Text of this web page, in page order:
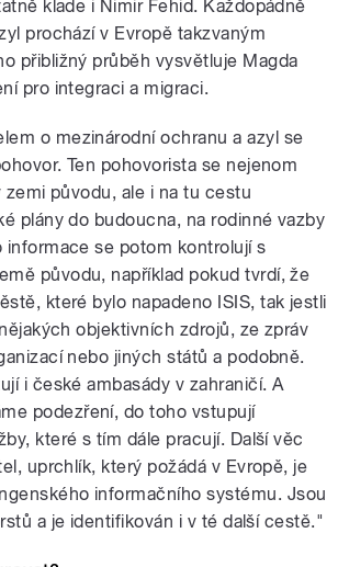
klade i Nimir Fehid. Každopádně
prochází v Evropě takzvaným
přibližný průběh vysvětluje Magda
pro integraci a migraci.
o mezinárodní ochranu a azyl se
Ten pohovorista se nejenom
původu, ale i na tu cestu
plány do budoucna, na rodinné vazby
informace se potom kontrolují s
původu, například pokud tvrdí, že
které bylo napadeno ISIS, tak jestli
objektivních zdrojů, ze zpráv
nebo jiných států a podobně.
i české ambasády v zahraničí. A
podezření, do toho vstupují
které s tím dále pracují. Další věc
uprchlík, který požádá v Evropě, je
informačního systému. Jsou
a je identifikován i v té další cestě."